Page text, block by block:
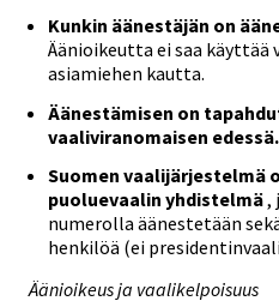
Kunkin äänestäjän on
Äänioikeutta ei saa käyttää
asiamiehen kautta.
Äänestämisen on
vaaliviranomaisen edessä.
Suomen vaalijärjestelmä
puoluevaalin yhdistelmä,
numerolla äänestetään
henkilöä (ei
Äänioikeus ja vaalikelpoisuus